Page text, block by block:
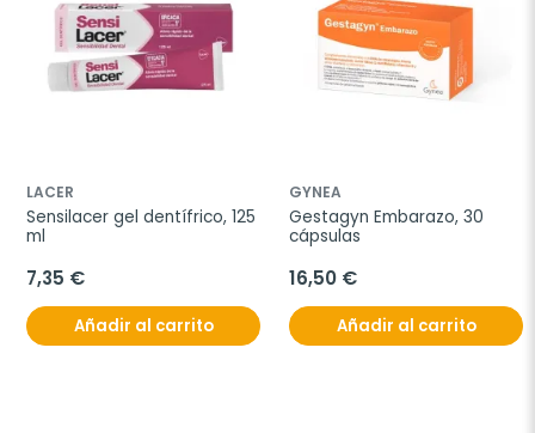
LACER
Sensilacer gel dentífrico, 125
ml
7,35 €
Añadir al carrito
GYNEA
Gestagyn Embarazo, 30
cápsulas
16,50 €
Añadir al carrito